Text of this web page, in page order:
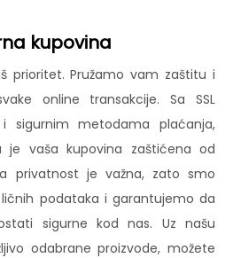
kupovina
prioritet. Pružamo vam zaštitu i
online transakcije. Sa SSL
sigurnim metodama plaćanja,
vaša kupovina zaštićena od
privatnost je važna, zato smo
podataka i garantujemo da
sigurne kod nas. Uz našu
odabrane proizvode, možete